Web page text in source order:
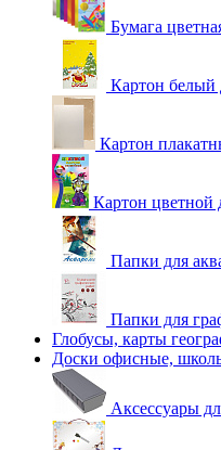
Бумага
Картон белый
Картон
Картон цветной
Папки для
Папки для
Глобусы, карты
Доски офисные,
Аксессуары